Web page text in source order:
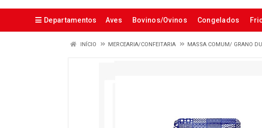
Departamentos Aves Bovinos/Ovinos Congelados
INÍCIO MERCEARIA/CONFEITARIA MASSA COMUM/ GRANO